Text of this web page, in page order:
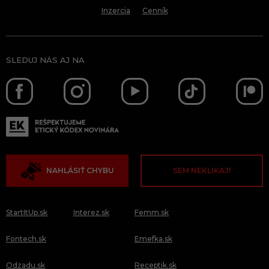
Inzercia Cenník
SLEDUJ NÁS AJ NA
NAHLÁSIŤ CHYBU SEM NEKLIKAJ!
StartItUp.sk
Fontech.sk
Odzadu.sk
Interez.sk Femm.sk
Emefka.sk
Receptik.sk